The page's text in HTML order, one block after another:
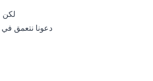
دعونا نتعمق في